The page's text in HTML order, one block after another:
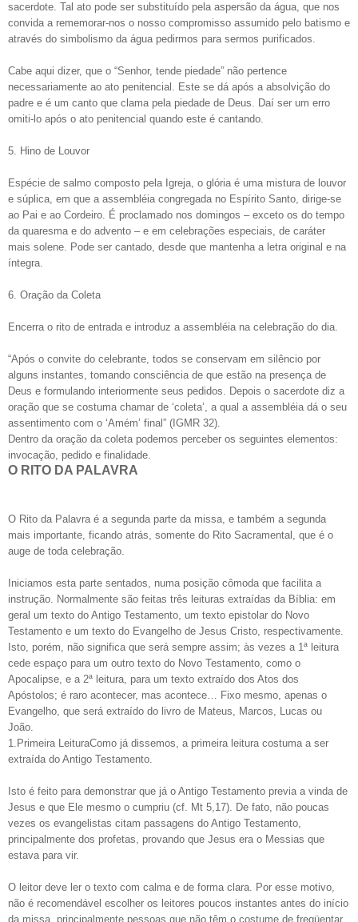
sacerdote. Tal ato pode ser substituído pela aspersão da água, que nos
convida a rememorar-nos o nosso compromisso assumido pelo batismo e
através do simbolismo da água pedirmos para sermos purificados.
Cabe aqui dizer, que o “Senhor, tende piedade” não pertence
necessariamente ao ato penitencial. Este se dá após a absolvição do
padre e é um canto que clama pela piedade de Deus. Daí ser um erro
omiti-lo após o ato penitencial quando este é cantando.
5. Hino de Louvor
Espécie de salmo composto pela Igreja, o glória é uma mistura de louvor
e súplica, em que a assembléia congregada no Espírito Santo, dirige-se
ao Pai e ao Cordeiro. É proclamado nos domingos – exceto os do tempo
da quaresma e do advento – e em celebrações especiais, de caráter
mais solene. Pode ser cantado, desde que mantenha a letra original e na
íntegra.
6. Oração da Coleta
Encerra o rito de entrada e introduz a assembléia na celebração do dia.
“Após o convite do celebrante, todos se conservam em silêncio por
alguns instantes, tomando consciência de que estão na presença de
Deus e formulando interiormente seus pedidos. Depois o sacerdote diz a
oração que se costuma chamar de ‘coleta’, a qual a assembléia dá o seu
assentimento com o ‘Amém’ final” (IGMR 32).
Dentro da oração da coleta podemos perceber os seguintes elementos:
invocação, pedido e finalidade.
O RITO DA PALAVRA
O Rito da Palavra é a segunda parte da missa, e também a segunda
mais importante, ficando atrás, somente do Rito Sacramental, que é o
auge de toda celebração.
Iniciamos esta parte sentados, numa posição cômoda que facilita a
instrução. Normalmente são feitas três leituras extraídas da Bíblia: em
geral um texto do Antigo Testamento, um texto epistolar do Novo
Testamento e um texto do Evangelho de Jesus Cristo, respectivamente.
Isto, porém, não significa que será sempre assim; às vezes a 1ª leitura
cede espaço para um outro texto do Novo Testamento, como o
Apocalipse, e a 2ª leitura, para um texto extraído dos Atos dos
Apóstolos; é raro acontecer, mas acontece… Fixo mesmo, apenas o
Evangelho, que será extraído do livro de Mateus, Marcos, Lucas ou
João.
1.Primeira LeituraComo já dissemos, a primeira leitura costuma a ser
extraída do Antigo Testamento.
Isto é feito para demonstrar que já o Antigo Testamento previa a vinda de
Jesus e que Ele mesmo o cumpriu (cf. Mt 5,17). De fato, não poucas
vezes os evangelistas citam passagens do Antigo Testamento,
principalmente dos profetas, provando que Jesus era o Messias que
estava para vir.
O leitor deve ler o texto com calma e de forma clara. Por esse motivo,
não é recomendável escolher os leitores poucos instantes antes do início
da missa, principalmente pessoas que não têm o costume de freqüentar